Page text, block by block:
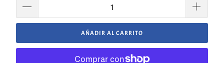
AÑADIR AL CARRITO